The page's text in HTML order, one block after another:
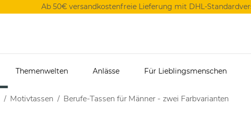
Ab 50€ versandkostenfreie Lieferung mit DHL-
Themenwelten Anlässe Für Lieblingsmenschen
Motivtassen Berufe-Tassen für Männer - zwei Farbvarianten